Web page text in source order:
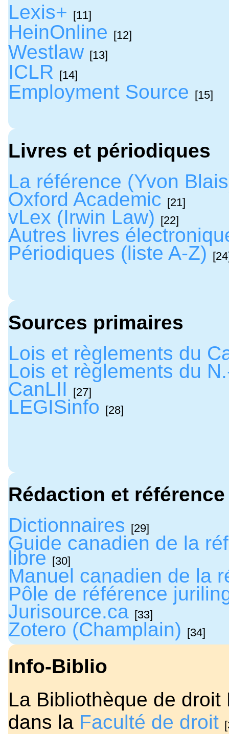
Lexis+ [11]
HeinOnline [12]
Westlaw [13]
ICLR [14]
Employment Source [15]
Livres et périodiques
La référence (Yvon
Oxford Academic [21]
vLex (Irwin Law) [22]
Autres livres
Périodiques (liste A-Z)
Sources primaires
Lois et règlements du
Lois et règlements du
CanLII [27]
LEGISinfo [28]
Rédaction et
Dictionnaires [29]
Guide canadien de la
libre [30]
Manuel canadien de la
Pôle de référence
Jurisource.ca [33]
Zotero (Champlain) [34]
Info-Biblio
La Bibliothèque de
dans la Faculté de droit